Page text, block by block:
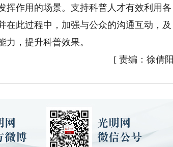
挥作用的场景。支持科普人才有效利用各
在此过程中，加强与公众的沟通互动，及
，提升科普效果。
[ 责编：徐倩阳